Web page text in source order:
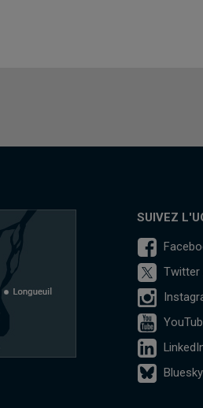
SUIVEZ
Twitter
Bluesky